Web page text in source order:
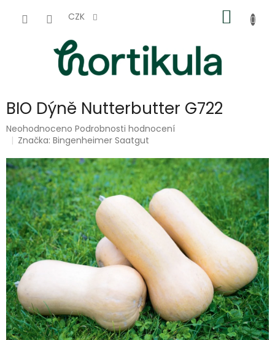
CZK
KOŠÍK
BIO Dýně Nutterbutter G722
Průměrné
hodnocení
je
0,0
z
5
hvězdiček.
Neohodnoceno Podrobnosti hodnocení
Značka:Bingenheimer Saatgut